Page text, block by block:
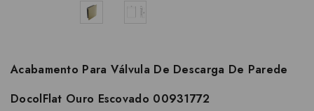
Acabamento Para Válvula De Descarga De Parede
DocolFlat Ouro Escovado 00931772